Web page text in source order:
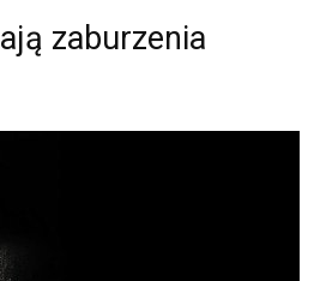
zaburzenia